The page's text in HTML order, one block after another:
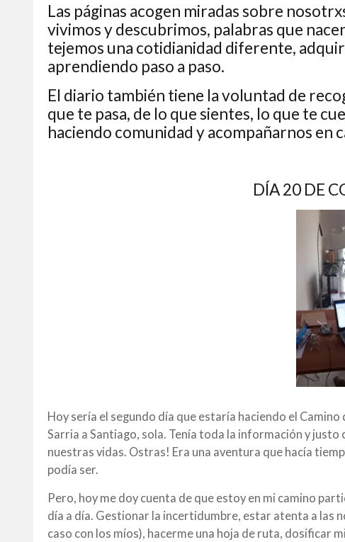
Las páginas acogen miradas sobre
vivimos y descubrimos, palabras que
tejemos una cotidianidad diferente,
aprendiendo paso a paso.
El diario también tiene la voluntad de
que te pasa, de lo que sientes, lo que te
haciendo comunidad y acompañarnos en
DÍA 20 DE
Hoy sería el segundo día que estaría haciendo el
Sarria a Santiago, sola. Tenía toda la información y
nuestras vidas. Ostras! Era una aventura que hacía
podía ser.
Pero, hoy me doy cuenta de que estoy en mi camino
día a día. Gestionar la incertidumbre, estar atenta a las
caso con los míos), hacerme una hoja de ruta, dosificar